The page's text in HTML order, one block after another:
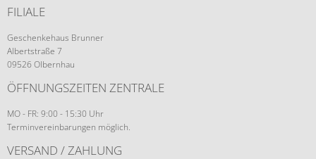
FILIALE
Geschenkehaus Brunner
Albertstraße 7
09526 Olbernhau
ÖFFNUNGSZEITEN ZENTRALE
MO - FR: 9:00 - 15:30 Uhr
Terminvereinbarungen möglich.
VERSAND / ZAHLUNG